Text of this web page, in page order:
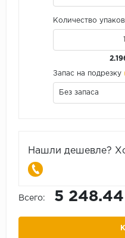
Количество
Запас на подрезку
Без запаса
Нашли дешевле?
Всего: 5